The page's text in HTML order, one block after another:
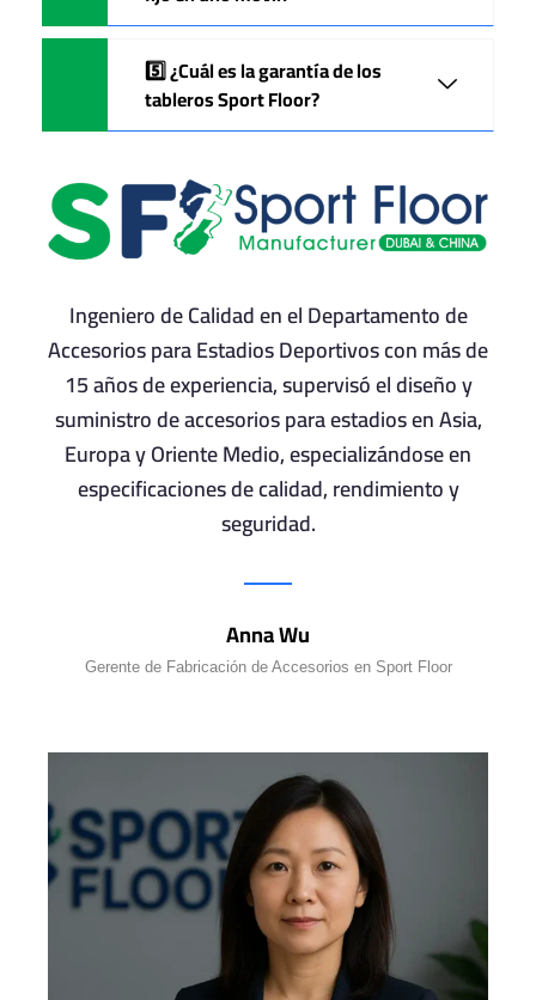
5️⃣ ¿Cuál es la garantía de los
tableros Sport Floor?
Ingeniero de Calidad en el Departamento de
Accesorios para Estadios Deportivos con más de
15 años de experiencia, supervisó el diseño y
suministro de accesorios para estadios en Asia,
Europa y Oriente Medio, especializándose en
especificaciones de calidad, rendimiento y
seguridad.
Anna Wu
Gerente de Fabricación de Accesorios en Sport Floor